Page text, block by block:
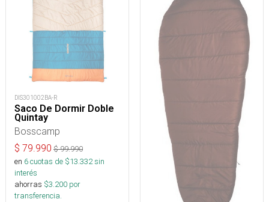
DIS301002BA-R
Saco De Dormir Doble
Quintay
Bosscamp
$ 79.990 $99.990
en 6cuotas de $13.332sin
interés
ahorras $3.200 por
transferencia.